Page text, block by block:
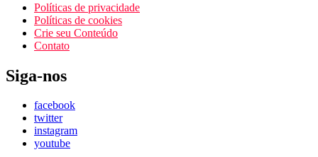
Políticas de privacidade
Políticas de cookies
Crie seu Conteúdo
Contato
Siga-nos
facebook
twitter
instagram
youtube